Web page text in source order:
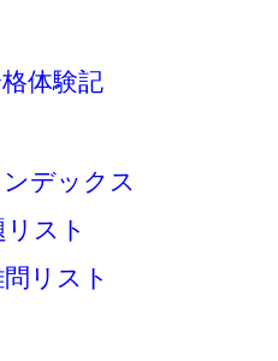
体験記
デックス
スト
リスト